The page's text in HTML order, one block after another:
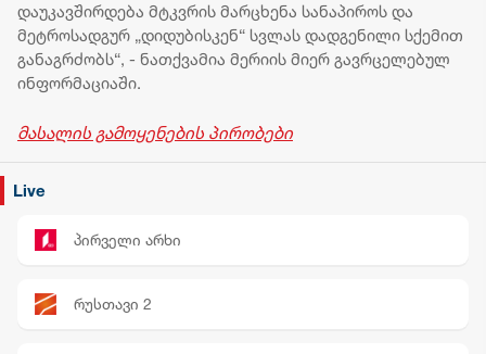
დაუკავშირდება მტკვრის მარცხენა სანაპიროს და
მეტროსადგურ „დიდუბისკენ“ სვლას დადგენილი სქემით
განაგრძობს“, - ნათქვამია მერიის მიერ გავრცელებულ
ინფორმაციაში.
მასალის გამოყენების პირობები
Live
პირველი არხი
რუსთავი 2